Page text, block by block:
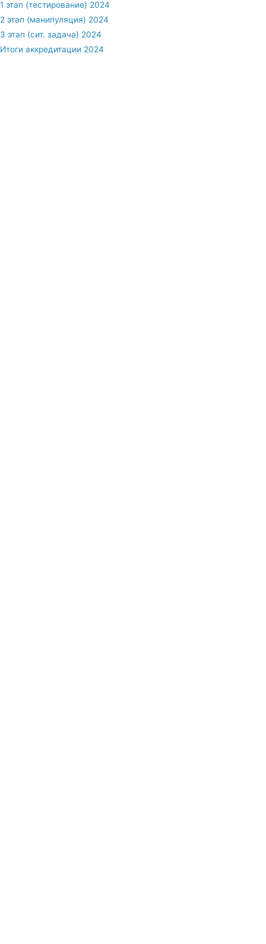
1 этап (тестирование) 2024
2 этап (манипуляция) 2024
3 этап (сит. задача) 2024
Итоги аккредитации 2024